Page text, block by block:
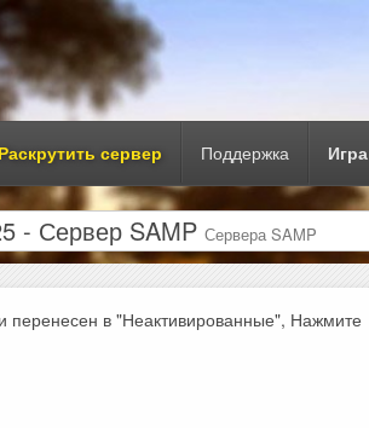
Раскрутить сервер Поддержка Игра
- Сервер SAMP Сервера SAMP
перенесен в "Неактивированные", Нажмите